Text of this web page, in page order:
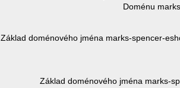
Doménu
Základ doménového jména marks-spencer-
Základ doménového jména marks-